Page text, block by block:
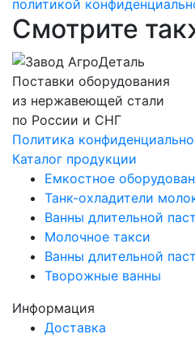
политикой
Смотрите
Поставки оборудования
из нержавеющей стали
по России и СНГ
Политика
Каталог продукции
Емкостное
Танк-охладители
Ванны длительной
Молочное такси
Ванны длительной
Творожные ванны
Информация
Доставка